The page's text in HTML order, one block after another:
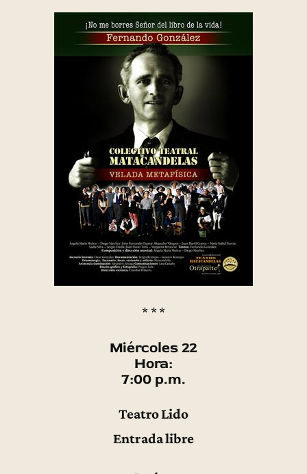
* * *
Miércoles 22
Hora:
7:00 p.m.
Teatro Lido
Entrada libre